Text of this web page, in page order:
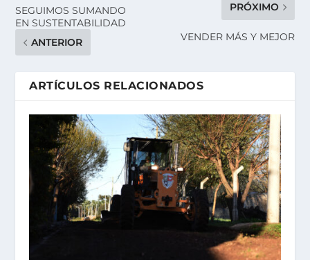
SEGUIMOS SUMANDO
EN SUSTENTABILIDAD
ANTERIOR
PRÓXIMO
VENDER MÁS Y MEJOR
ARTÍCULOS RELACIONADOS